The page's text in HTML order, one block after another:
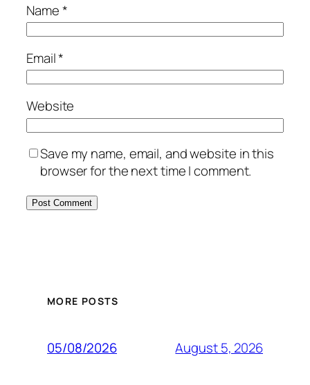
Name*
Email*
Website
Save my name, email, and website in this
browser for the next time I comment.
MORE POSTS
05/08/2026 August 5, 2026